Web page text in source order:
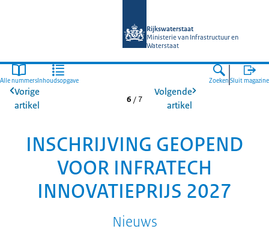
Rijkswaterstaat
Ministerie van Infrastructuur en
Waterstaat
Alle nummers Inhoudsopgave Zoeken Sluit magazine
Vorige
artikel
6 / 7
Volgende
artikel
INSCHRIJVING GEOPEND
VOOR INFRATECH
INNOVATIEPRIJS 2027
Nieuws